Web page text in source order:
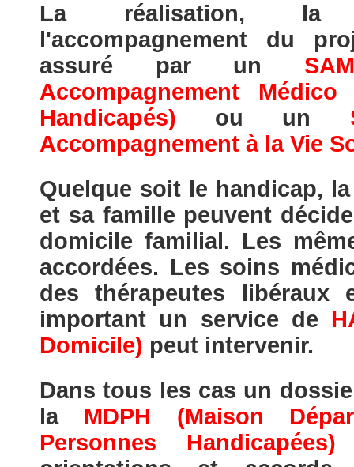
La réalisation, la
l'accompagnement du
assuré par un
Accompagnement
Handicapés) ou un
Accompagnement à la Vie
Quelque soit le handicap,
et sa famille peuvent
domicile familial. Les
accordées. Les soins
des thérapeutes
important un service de
Domicile) peut intervenir.
Dans tous les cas un
la MDPH (Maison
Personnes Handicapées)